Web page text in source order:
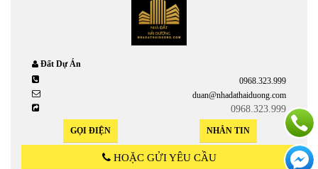
Đất Dự Án
0968.323.999
duan@nhadathaiduong.com
0968.323.999
GỌI ĐIỆN NHẮN TIN
HOẶC GỬI YÊU CẦU